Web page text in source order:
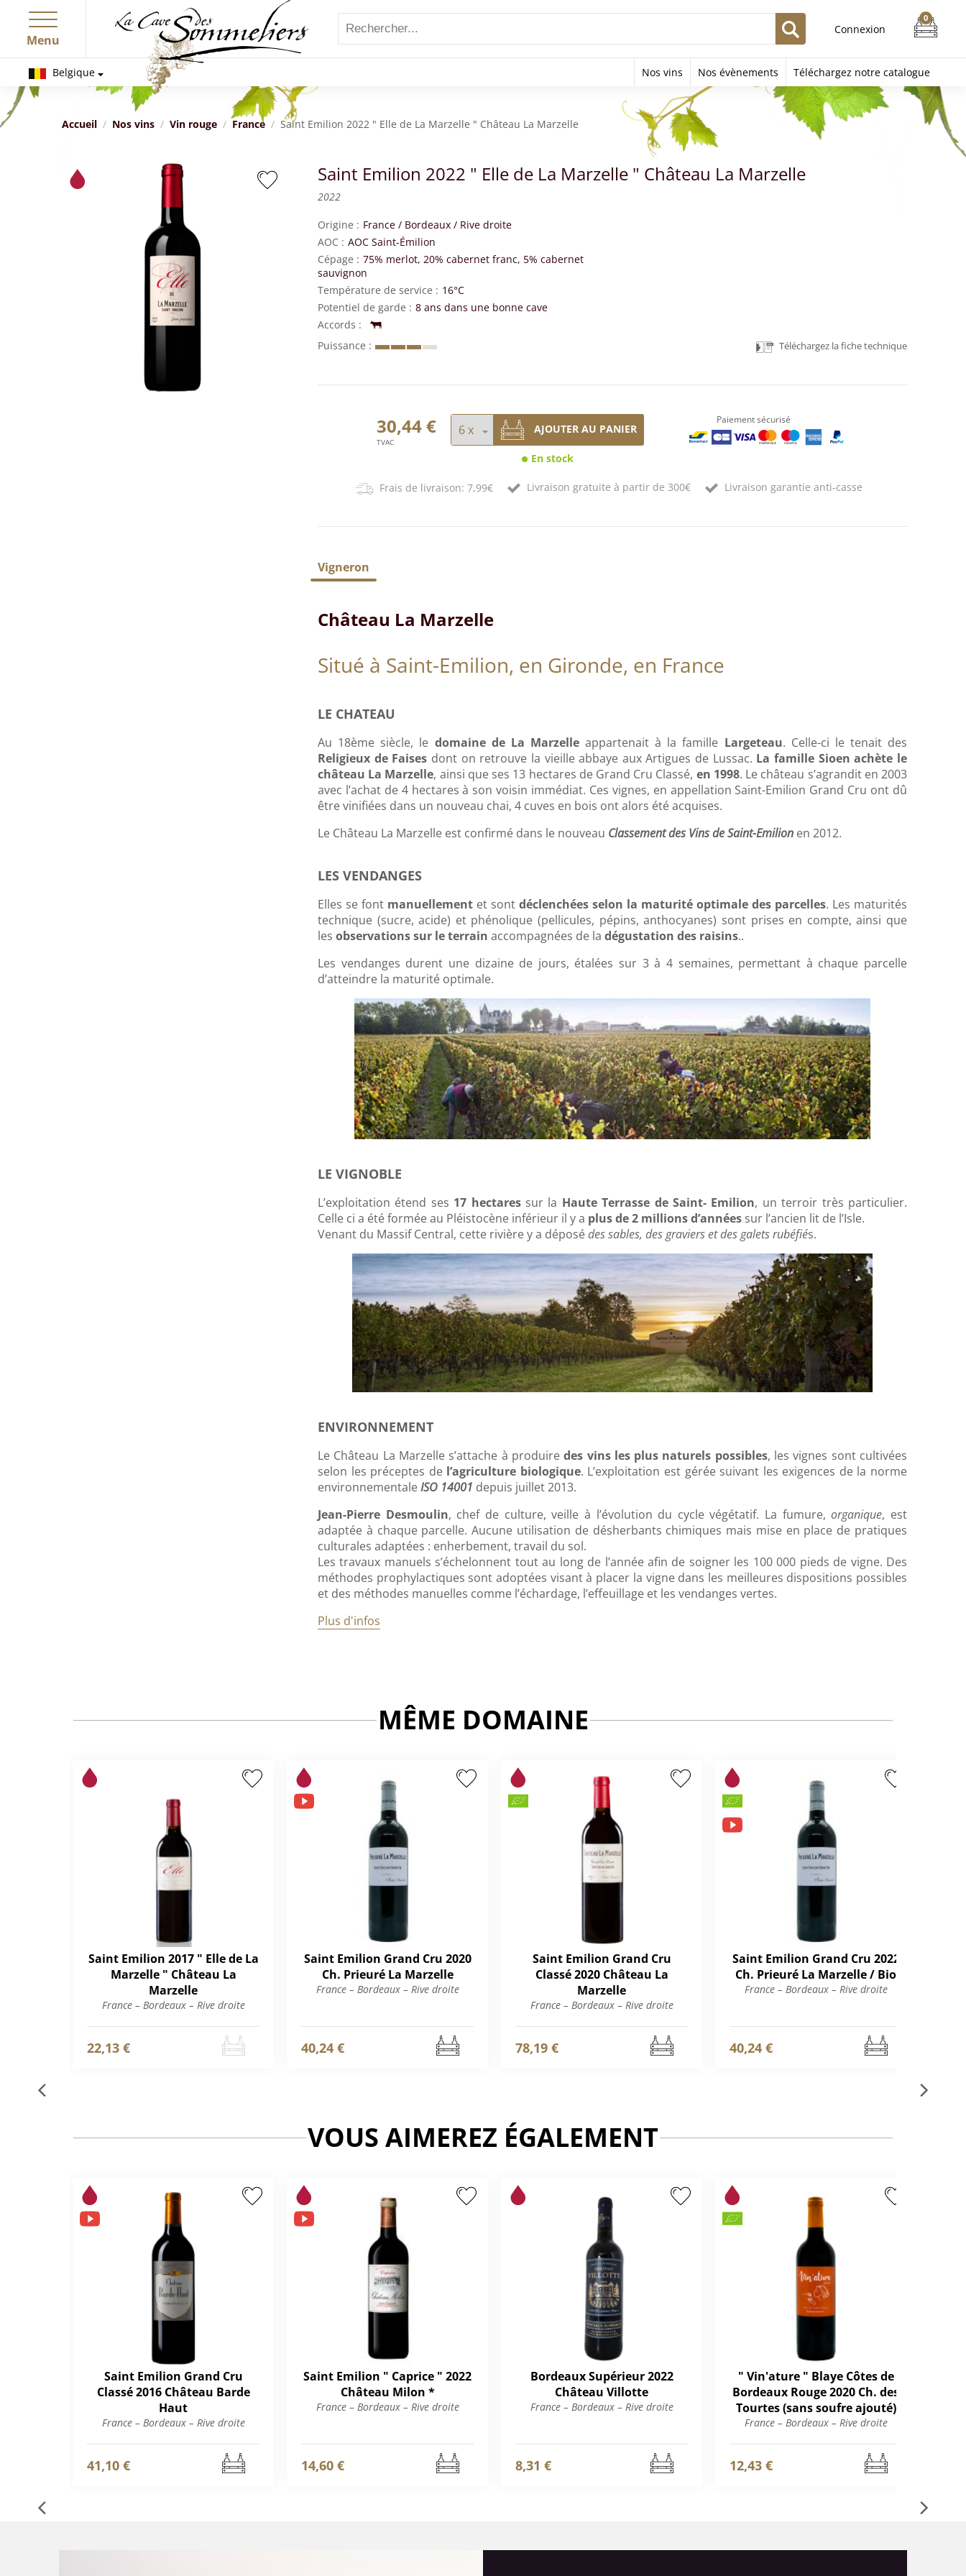
Connexion
Menu
Belgique Nos vins Nos évènements Téléchargez notre catalogue
Accueil Nos vins Vin rouge France Saint Emilion 2022 " Elle de La Marzelle " Château La Marzelle
Saint Emilion 2022 " Elle de La Marzelle " Château La Marzelle
2022
Origine France / Bordeaux / Rive droite
AOC
AOC Saint-Émilion
Cépage
75% merlot, 20% cabernet franc, 5% cabernet
sauvignon
Température de service
16°C
Potentiel de garde
8 ans dans une bonne cave
Accords
Puissance
Téléchargez la fiche technique
30,44 €
TVAC
AJOUTER AU PANIER
En stock
Paiement sécurisé
Frais de livraison: 7,99€ Livraison gratuite à partir de 300€ Livraison garantie anti-casse
Vigneron
Château La Marzelle
Situé à Saint-Emilion, en Gironde, en France
LE CHATEAU
Au 18ème siècle, le domaine de La Marzelleappartenait à la famille Largeteau. Celle-ci le tenait des
Religieux de Faises dont on retrouve la vieille abbaye aux Artigues de Lussac. La famille Sioen achète le
château La Marzelle, ainsi que ses 13 hectares de Grand Cru Classé, en 1998. Le château s’agrandit en 2003
avec l’achat de 4 hectares à son voisin immédiat. Ces vignes, en appellation Saint-Emilion Grand Cru ont dû
être vinifiées dans un nouveau chai, 4 cuves en bois ont alors été acquises.
Le Château La Marzelle est confirmé dans le nouveau Classement des Vins de Saint-Emilion en 2012.
LES VENDANGES
Elles se font manuellement et sont déclenchées selon la maturité optimale des parcelles. Les maturités
technique (sucre, acide) et phénolique (pellicules, pépins, anthocyanes) sont prises en compte, ainsi que
les observations sur le terrain accompagnées de la dégustation des raisins..
Les vendanges durent une dizaine de jours, étalées sur 3 à 4 semaines, permettant à chaque parcelle
d’atteindre la maturité optimale.
LE VIGNOBLE
L’exploitation étend ses 17 hectaressur la Haute Terrasse de Saint- Emilion, un terroir très particulier.
Celle ci a été formée au Pléistocène inférieur il y a plus de 2 millions d’années sur l’ancien lit de l’Isle.
Venant du Massif Central, cette rivière y a déposédes sables, des graviers et des galets rubéfiés.
ENVIRONNEMENT
Le Château La Marzelle s’attache à produiredes vins les plus naturels possibles, les vignes sont cultivées
selon les préceptes de l’agriculture biologique. L’exploitation est gérée suivant les exigences de la norme
environnementaleISO 14001 depuis juillet 2013.
Jean-Pierre Desmoulin, chef de culture, veille à l’évolution du cycle végétatif. La fumure,organique, est
adaptée à chaque parcelle. Aucune utilisation de désherbants chimiques mais mise en place de pratiques
culturales adaptées : enherbement, travail du sol.
Les travaux manuels s’échelonnent tout au long de l’année afin de soigner les 100 000 pieds de vigne. Des
méthodes prophylactiques sont adoptées visant à placer la vigne dans les meilleures dispositions possibles
et des méthodes manuelles comme l’échardage, l’effeuillage et les vendanges vertes.
Plus d'infos
MÊME DOMAINE
Saint Emilion 2017 " Elle de La
Marzelle " Château La
Marzelle
France – Bordeaux – Rive droite
22,13 €
Saint Emilion Grand Cru 2020
Ch. Prieuré La Marzelle
France – Bordeaux – Rive droite
40,24 €
Saint Emilion Grand Cru
Classé 2020 Château La
Marzelle
France – Bordeaux – Rive droite
78,19 €
Saint Emilion Grand Cru 2022
Ch. Prieuré La Marzelle / Bio
France – Bordeaux – Rive droite
40,24 €
VOUS AIMEREZ ÉGALEMENT
Saint Emilion Grand Cru
Classé 2016 Château Barde
Haut
France – Bordeaux – Rive droite
41,10 €
Saint Emilion " Caprice " 2022
Château Milon *
France – Bordeaux – Rive droite
14,60 €
Bordeaux Supérieur 2022
Château Villotte
France – Bordeaux – Rive droite
8,31 €
" Vin'ature " Blaye Côtes de
Bordeaux Rouge 2020 Ch. des
Tourtes (sans soufre ajouté)
France – Bordeaux – Rive droite
12,43 €